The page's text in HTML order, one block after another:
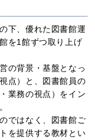
下、優れた図書館運
を1館ずつ取り上げ
の背景・基盤となっ
点）と、図書館員の
業務の視点）をイン
ではなく、図書館ご
を提供する教材とい